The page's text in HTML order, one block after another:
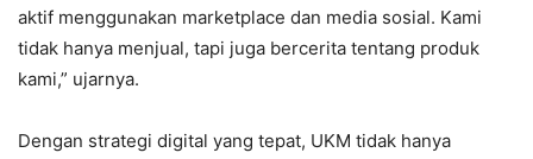
aktif menggunakan marketplace dan media sosial. Kami
tidak hanya menjual, tapi juga bercerita tentang produk
kami,” ujarnya.
Dengan strategi digital yang tepat, UKM tidak hanya